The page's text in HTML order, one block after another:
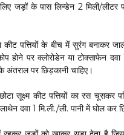
जड़ों के पास लिन्डेन 2 मिली/लीटर
कीट पत्तियों के बीच में सुरंग बनाकर
होने पर क्लोरोडेन या टोक्साफेन दवा
अंतराल पर छिड़कानी चाहिए।
सूक्ष्म कीट पत्तियों का रस चूसकर
दवा 1 मि.ली./ली. पानी में घोल कर